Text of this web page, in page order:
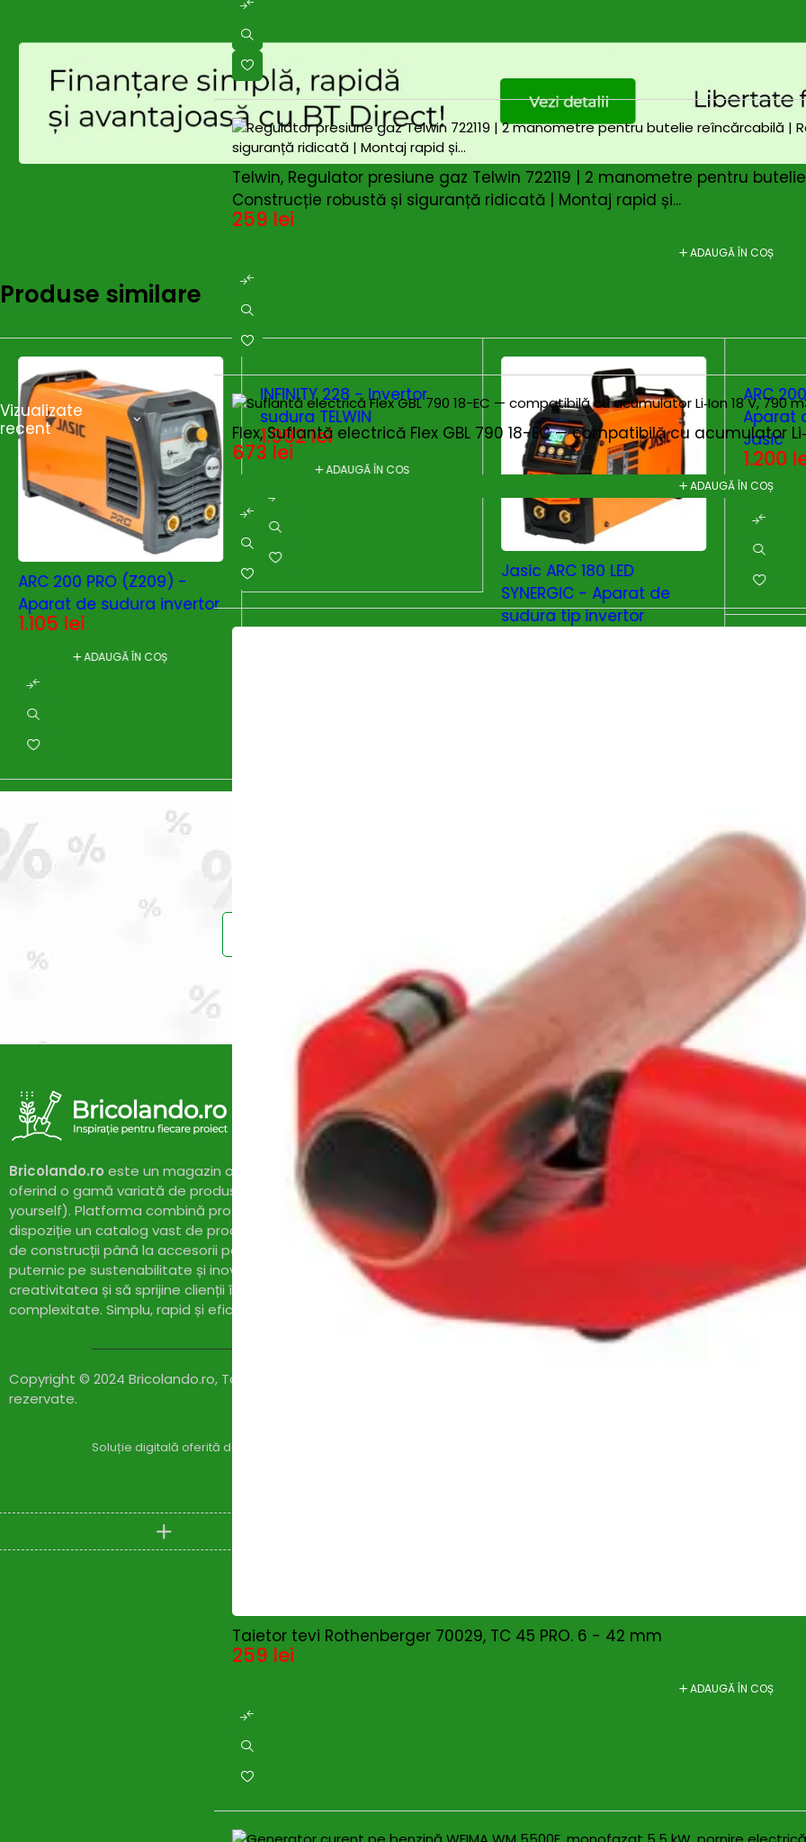
Vizualizate
recent
Telwin, Regulator presiune gaz Telwin 722119 | 2 manometre pentru
Construcție robustă și siguranță ridicată | Montaj rapid și...
259 lei
ADAUGĂ ÎN COȘ
Flex, Suflantă electrică Flex GBL 790 18-EC — compatibilă cu acumulator
673 lei
ADAUGĂ ÎN COȘ
Taietor tevi Rothenberger 70029, TC 45 PRO. 6 - 42 mm
259 lei
ADAUGĂ ÎN COȘ
Produse similare
ARC 200 PRO (Z209) -
Aparat de sudura invertor
1.105 lei
ADAUGĂ ÎN COȘ
INFINITY 228 - Invertor
sudura TELWIN
1.992lei
ADAUGĂ ÎN COȘ
Jasic ARC 180 LED
SYNERGIC - Aparat de
sudura tip invertor
870lei
ARC
Aparat
Jasic
1.200
Abonează-te la newsletter!
Prinde reduceri exclusive, promoții speciale și cele mai noi produse direct
Vei primi un email de confirmare – finalizează abonarea și bucură-te de
Bricolando.ro este un magazin online dedicat pasionaților de bricolaj,
oferind o gamă variată de produse și soluții pentru proiectele DIY (do-it-
yourself). Platforma combină profesionalismul cu accesibilitatea, punând la
dispoziție un catalog vast de produse de calitate, de la unelte și materiale
de construcții până la accesorii pentru casă și grădină. Cu un accent
puternic pe sustenabilitate și inovație,
Bricolando.roîși propune să inspire
creativitatea și să sprijine clienții în realizarea proiectelor lor, indiferent de
complexitate. Simplu, rapid și eficient!
Magazin
Despre noi
Termeni si Conditii
Politica de Confidentialitate
Conditii generale de livrare
Copyright © 2024 Bricolando.ro, Toate drepturile
rezervate.
Soluție digitală oferită de